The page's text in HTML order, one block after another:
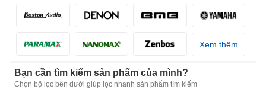
Xem thêm
Bạn cần tìm kiếm sản phẩm của mình?
Chọn bộ lọc bên dưới giúp lọc nhanh sản phẩm tìm kiếm